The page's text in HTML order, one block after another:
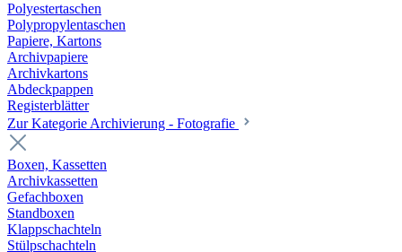
Polyestertaschen
Polypropylentaschen
Papiere, Kartons
Archivpapiere
Archivkartons
Abdeckpappen
Registerblätter
Zur Kategorie Archivierung - Fotografie
Boxen, Kassetten
Archivkassetten
Gefachboxen
Standboxen
Klappschachteln
Stülpschachteln